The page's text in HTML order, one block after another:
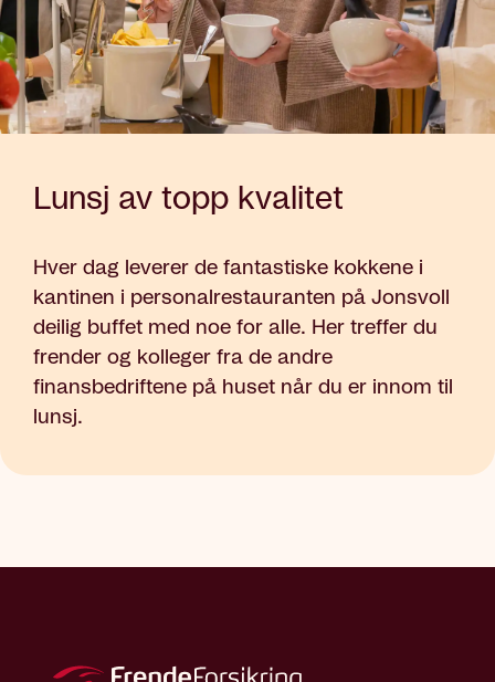
Lunsj av topp kvalitet
Hver dag leverer de fantastiske kokkene i
kantinen i personalrestauranten på Jonsvoll
deilig buffet med noe for alle. Her treffer du
frender og kolleger fra de andre
finansbedriftene på huset når du er innom til
lunsj.